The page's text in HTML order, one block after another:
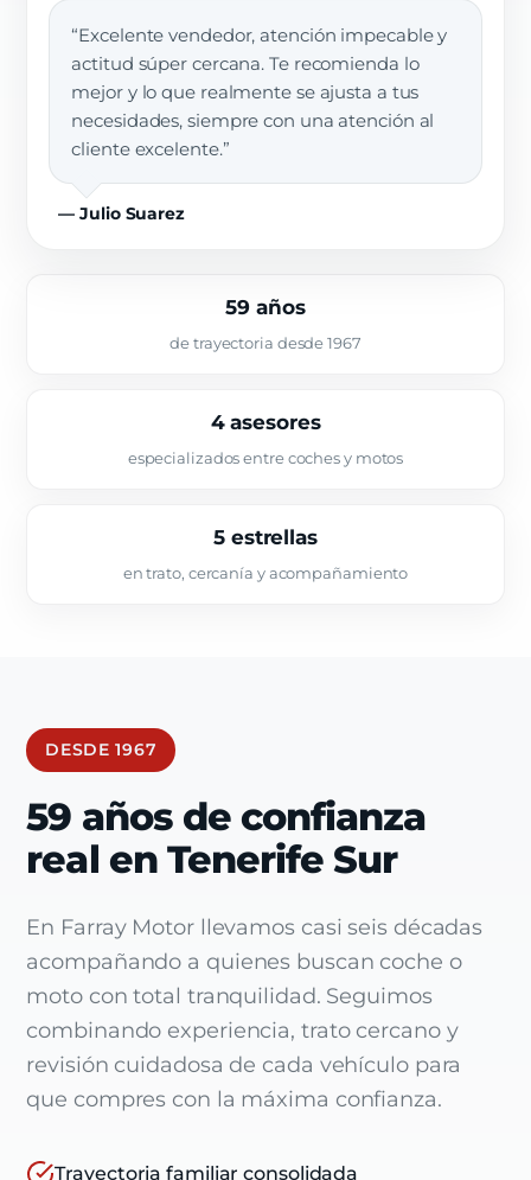
“Excelente vendedor, atención impecable y
actitud súper cercana. Te recomienda lo
mejor y lo que realmente se ajusta a tus
necesidades, siempre con una atención al
cliente excelente.”
— Julio Suarez
59 años
de trayectoria desde 1967
4 asesores
especializados entre coches y motos
5 estrellas
en trato, cercanía y acompañamiento
DESDE 1967
59 años de confianza
real en Tenerife Sur
En Farray Motor llevamos casi seis décadas
acompañando a quienes buscan coche o
moto con total tranquilidad. Seguimos
combinando experiencia, trato cercano y
revisión cuidadosa de cada vehículo para
que compres con la máxima confianza.
Trayectoria familiar consolidada